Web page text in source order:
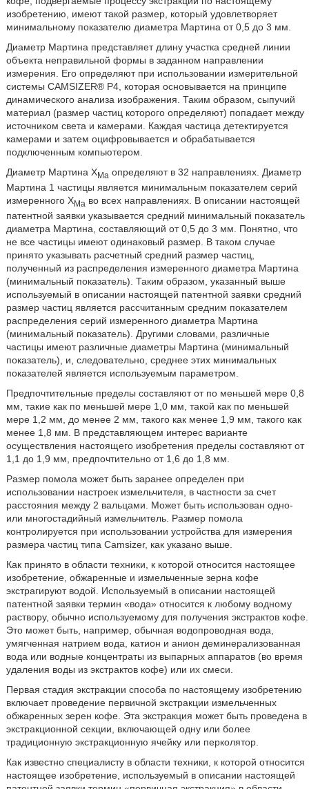
изобретению, имеют такой размер, который удовлетворяет
минимальному показателю диаметра Мартина от 0,5 до 3 мм.
Диаметр Мартина представляет длину участка средней линии
объекта неправильной формы в заданном направлении
измерения. Его определяют при использовании измерительной
системы CAMSIZER® P4, которая основывается на принципе
динамического анализа изображения. Таким образом, сыпучий
материал (размер частиц которого определяют) попадает между
источником света и камерами. Каждая частица детектируется
камерами и затем оцифровывается и обрабатывается
подключенным компьютером.
Диаметр Мартина XMa определяют в 32 направлениях. Диаметр
Мартина 1 частицы является минимальным показателем серий
измеренного XMa во всех направлениях. В описании настоящей
патентной заявки указывается средний минимальный показатель
диаметра Мартина, составляющий от 0,5 до 3 мм. Понятно, что
не все частицы имеют одинаковый размер. В таком случае
принято указывать расчетный средний размер частиц,
полученный из распределения измеренного диаметра Мартина
(минимальный показатель). Таким образом, указанный выше
используемый в описании настоящей патентной заявки средний
размер частиц является рассчитанным средним показателем
распределения серий измеренного диаметра Мартина
(минимальный показатель). Другими словами, различные
частицы имеют различные диаметры Мартина (минимальный
показатель), и, следовательно, среднее этих минимальных
показателей является используемым параметром.
Предпочтительные пределы составляют от по меньшей мере 0,8
мм, такие как по меньшей мере 1,0 мм, такой как по меньшей
мере 1,2 мм, до менее 2 мм, такого как менее 1,9 мм, такого как
менее 1,8 мм. В представляющем интерес варианте
осуществления настоящего изобретения пределы составляют от
1,1 до 1,9 мм, предпочтительно от 1,6 до 1,8 мм.
Размер помола может быть заранее определен при
использовании настроек измельчителя, в частности за счет
расстояния между 2 вальцами. Может быть использован одно-
или многостадийный измельчитель. Размер помола
контролируется при использовании устройства для измерения
размера частиц типа Camsizer, как указано выше.
Как принято в области техники, к которой относится настоящее
изобретение, обжаренные и измельченные зерна кофе
экстрагируют водой. Используемый в описании настоящей
патентной заявки термин «вода» относится к любому водному
раствору, обычно используемому для получения экстрактов кофе.
Это может быть, например, обычная водопроводная вода,
умягченная натрием вода, катион и анион деминерализованная
вода или водные концентраты из выпарных аппаратов (во время
удаления воды из экстрактов кофе) или их смеси.
Первая стадия экстракции способа по настоящему изобретению
включает проведение первичной экстракции измельченных
обжаренных зерен кофе. Эта экстракция может быть проведена в
экстракционной секции, включающей одну или более
традиционную экстракционную ячейку или перколятор.
Как известно специалисту в области техники, к которой относится
настоящее изобретение, используемый в описании настоящей